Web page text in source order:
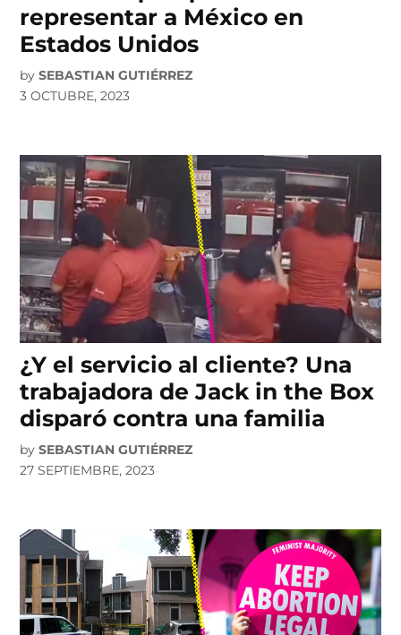
representar a México en
Estados Unidos
by SEBASTIAN GUTIÉRREZ
3 OCTUBRE, 2023
¿Y el servicio al cliente? Una
trabajadora de Jack in the Box
disparó contra una familia
by SEBASTIAN GUTIÉRREZ
27 SEPTIEMBRE, 2023